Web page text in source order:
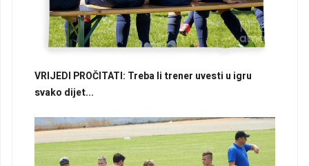
VRIJEDI PROČITATI: Treba li trener uvesti u igru
svako dijet...